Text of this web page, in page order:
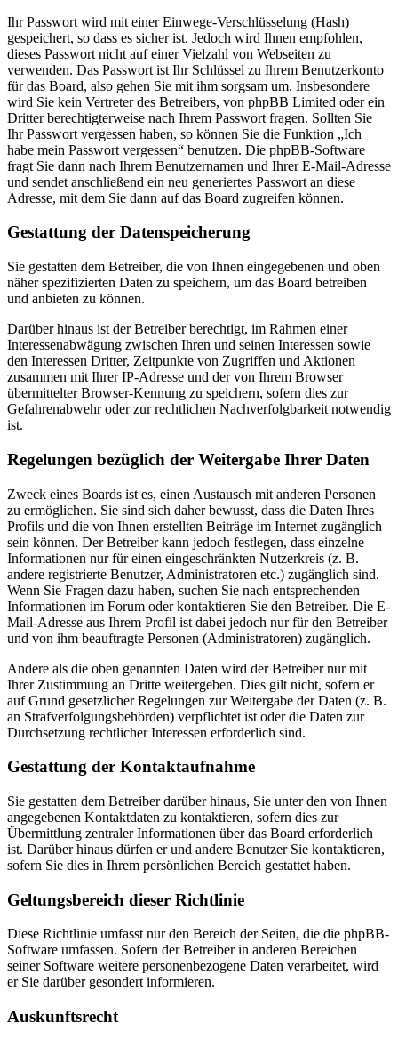
Ihr Passwort wird mit einer Einwege-Verschlüsselung (Hash)
gespeichert, so dass es sicher ist. Jedoch wird Ihnen empfohlen,
dieses Passwort nicht auf einer Vielzahl von Webseiten zu
verwenden. Das Passwort ist Ihr Schlüssel zu Ihrem Benutzerkonto
für das Board, also gehen Sie mit ihm sorgsam um. Insbesondere
wird Sie kein Vertreter des Betreibers, von phpBB Limited oder ein
Dritter berechtigterweise nach Ihrem Passwort fragen. Sollten Sie
Ihr Passwort vergessen haben, so können Sie die Funktion „Ich
habe mein Passwort vergessen“ benutzen. Die phpBB-Software
fragt Sie dann nach Ihrem Benutzernamen und Ihrer E-Mail-Adresse
und sendet anschließend ein neu generiertes Passwort an diese
Adresse, mit dem Sie dann auf das Board zugreifen können.
Gestattung der Datenspeicherung
Sie gestatten dem Betreiber, die von Ihnen eingegebenen und oben
näher spezifizierten Daten zu speichern, um das Board betreiben
und anbieten zu können.
Darüber hinaus ist der Betreiber berechtigt, im Rahmen einer
Interessenabwägung zwischen Ihren und seinen Interessen sowie
den Interessen Dritter, Zeitpunkte von Zugriffen und Aktionen
zusammen mit Ihrer IP-Adresse und der von Ihrem Browser
übermittelter Browser-Kennung zu speichern, sofern dies zur
Gefahrenabwehr oder zur rechtlichen Nachverfolgbarkeit notwendig
ist.
Regelungen bezüglich der Weitergabe Ihrer Daten
Zweck eines Boards ist es, einen Austausch mit anderen Personen
zu ermöglichen. Sie sind sich daher bewusst, dass die Daten Ihres
Profils und die von Ihnen erstellten Beiträge im Internet zugänglich
sein können. Der Betreiber kann jedoch festlegen, dass einzelne
Informationen nur für einen eingeschränkten Nutzerkreis (z. B.
andere registrierte Benutzer, Administratoren etc.) zugänglich sind.
Wenn Sie Fragen dazu haben, suchen Sie nach entsprechenden
Informationen im Forum oder kontaktieren Sie den Betreiber. Die E-
Mail-Adresse aus Ihrem Profil ist dabei jedoch nur für den Betreiber
und von ihm beauftragte Personen (Administratoren) zugänglich.
Andere als die oben genannten Daten wird der Betreiber nur mit
Ihrer Zustimmung an Dritte weitergeben. Dies gilt nicht, sofern er
auf Grund gesetzlicher Regelungen zur Weitergabe der Daten (z. B.
an Strafverfolgungsbehörden) verpflichtet ist oder die Daten zur
Durchsetzung rechtlicher Interessen erforderlich sind.
Gestattung der Kontaktaufnahme
Sie gestatten dem Betreiber darüber hinaus, Sie unter den von Ihnen
angegebenen Kontaktdaten zu kontaktieren, sofern dies zur
Übermittlung zentraler Informationen über das Board erforderlich
ist. Darüber hinaus dürfen er und andere Benutzer Sie kontaktieren,
sofern Sie dies in Ihrem persönlichen Bereich gestattet haben.
Geltungsbereich dieser Richtlinie
Diese Richtlinie umfasst nur den Bereich der Seiten, die die phpBB-
Software umfassen. Sofern der Betreiber in anderen Bereichen
seiner Software weitere personenbezogene Daten verarbeitet, wird
er Sie darüber gesondert informieren.
Auskunftsrecht